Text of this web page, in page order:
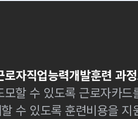
로자직업능력개발훈련 과정
모할 수 있도록 근로자카
수 있도록 훈련비용을 지